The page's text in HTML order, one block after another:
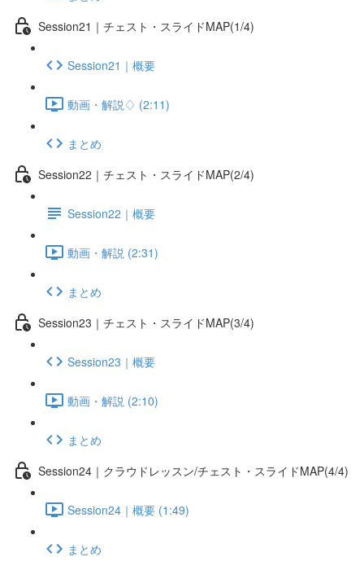
Session21｜チェスト・スライドMAP(1/4)
Session21｜概要
動画・解説♢ (2:11)
まとめ
Session22｜チェスト・スライドMAP(2/4)
Session22｜概要
動画・解説 (2:31)
まとめ
Session23｜チェスト・スライドMAP(3/4)
Session23｜概要
動画・解説 (2:10)
まとめ
Session24｜クラウドレッスン/チェスト・スライドMAP(4/4)
Session24｜概要 (1:49)
まとめ